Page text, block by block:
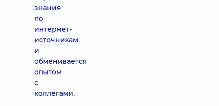
знания
по
интернет-
источникам
и
обменивается
опытом
с
коллегами.